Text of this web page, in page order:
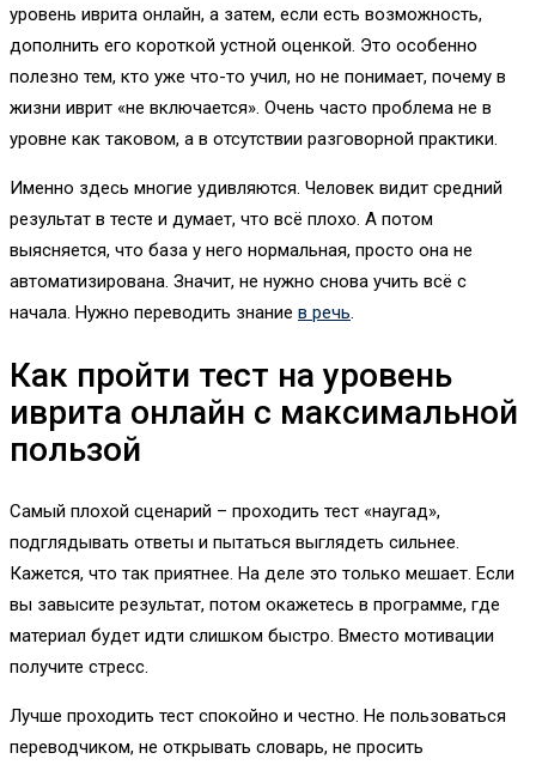
уровень иврита онлайн, а затем, если есть возможность,
дополнить его короткой устной оценкой. Это особенно
полезно тем, кто уже что-то учил, но не понимает, почему в
жизни иврит «не включается». Очень часто проблема не в
уровне как таковом, а в отсутствии разговорной практики.
Именно здесь многие удивляются. Человек видит средний
результат в тесте и думает, что всё плохо. А потом
выясняется, что база у него нормальная, просто она не
автоматизирована. Значит, не нужно снова учить всё с
начала. Нужно переводить знание в речь.
Как пройти тест на уровень
иврита онлайн с максимальной
пользой
Самый плохой сценарий – проходить тест «наугад»,
подглядывать ответы и пытаться выглядеть сильнее.
Кажется, что так приятнее. На деле это только мешает. Если
вы завысите результат, потом окажетесь в программе, где
материал будет идти слишком быстро. Вместо мотивации
получите стресс.
Лучше проходить тест спокойно и честно. Не пользоваться
переводчиком, не открывать словарь, не просить